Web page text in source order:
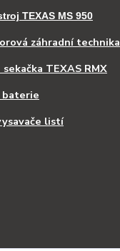
TEXAS MS 950
záhradní technika
TEXAS RMX
listí